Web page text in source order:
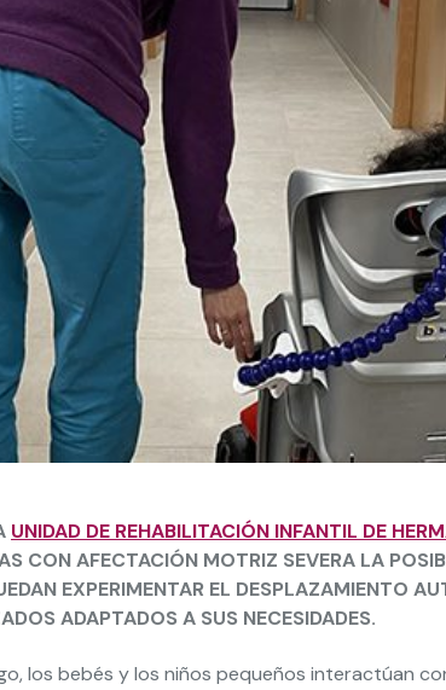
UNIDAD DE REHABILITACIÓN INFANTIL DE
CON AFECTACIÓN MOTRIZ SEVERA LA
EXPERIMENTAR EL DESPLAZAMIENTO
ADAPTADOS A SUS NECESIDADES.
los bebés y los niños pequeños interactúan